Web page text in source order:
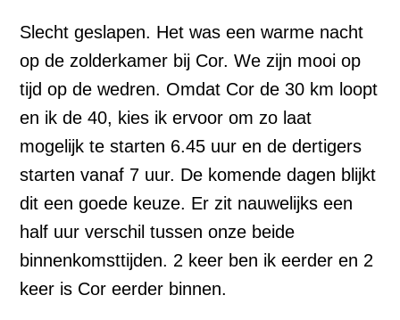
Slecht geslapen. Het was een warme nacht
op de zolderkamer bij Cor. We zijn mooi op
tijd op de wedren. Omdat Cor de 30 km loopt
en ik de 40, kies ik ervoor om zo laat
mogelijk te starten 6.45 uur en de dertigers
starten vanaf 7 uur. De komende dagen blijkt
dit een goede keuze. Er zit nauwelijks een
half uur verschil tussen onze beide
binnenkomsttijden. 2 keer ben ik eerder en 2
keer is Cor eerder binnen.